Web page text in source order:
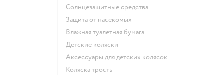
Солнцезащитные средства
Защита от насекомых
Влажная туалетная бумага
Детские коляски
Аксессуары для детских колясок
Коляска трость